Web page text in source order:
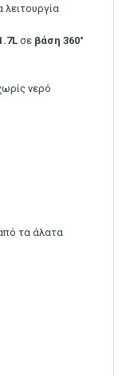
λειτουργία
σε βάση 360°
νερό
τα άλατα